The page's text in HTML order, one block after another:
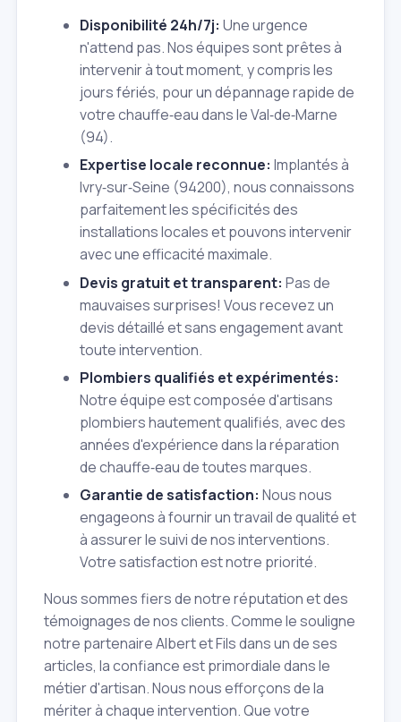
Disponibilité 24h/7j: Une urgence
n'attend pas. Nos équipes sont prêtes à
intervenir à tout moment, y compris les
jours fériés, pour un dépannage rapide de
votre chauffe‑eau dans le Val‑de‑Marne
(94).
Expertise locale reconnue: Implantés à
Ivry‑sur‑Seine (94200), nous connaissons
parfaitement les spécificités des
installations locales et pouvons intervenir
avec une efficacité maximale.
Devis gratuit et transparent: Pas de
mauvaises surprises! Vous recevez un
devis détaillé et sans engagement avant
toute intervention.
Plombiers qualifiés et expérimentés:
Notre équipe est composée d'artisans
plombiers hautement qualifiés, avec des
années d'expérience dans la réparation
de chauffe‑eau de toutes marques.
Garantie de satisfaction: Nous nous
engageons à fournir un travail de qualité et
à assurer le suivi de nos interventions.
Votre satisfaction est notre priorité.
Nous sommes fiers de notre réputation et des
témoignages de nos clients. Comme le souligne
notre partenaire Albert et Fils dans un de ses
articles, la confiance est primordiale dans le
métier d'artisan. Nous nous efforçons de la
mériter à chaque intervention. Que votre